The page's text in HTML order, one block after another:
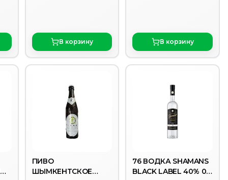
В корзину В корзину
ПИВО
ШЫМКЕНТСКОЕ
76 ВОДКА SHAMANS
BLACK LABEL 40% 0,5